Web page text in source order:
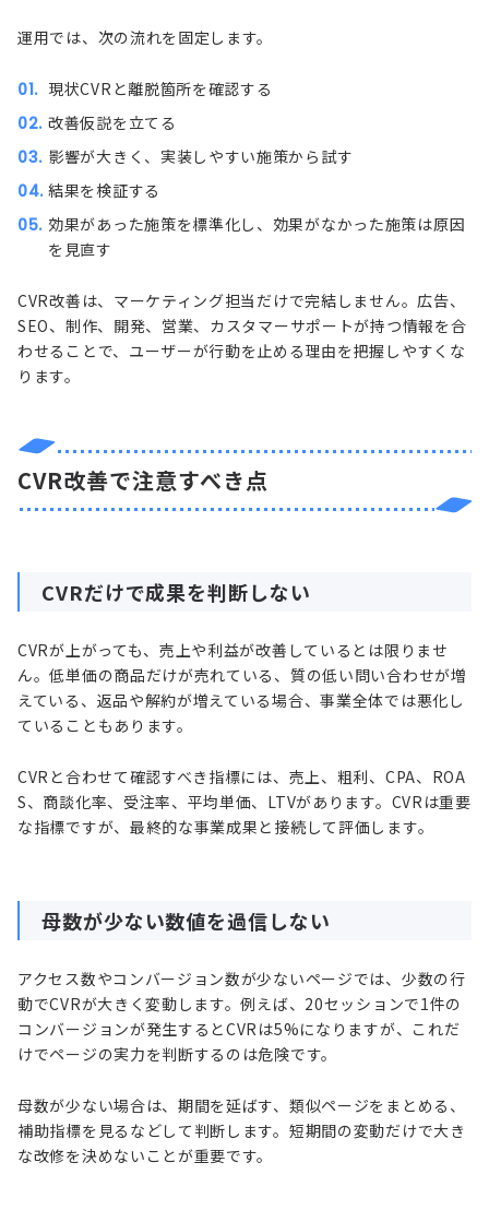
運用では、次の流れを固定します。
現状CVRと離脱箇所を確認する
改善仮説を立てる
影響が大きく、実装しやすい施策から試す
結果を検証する
効果があった施策を標準化し、効果がなかった施策は原因
を見直す
CVR改善は、マーケティング担当だけで完結しません。広告、
SEO、制作、開発、営業、カスタマーサポートが持つ情報を合
わせることで、ユーザーが行動を止める理由を把握しやすくな
ります。
CVR改善で注意すべき点
CVRだけで成果を判断しない
CVRが上がっても、売上や利益が改善しているとは限りませ
ん。低単価の商品だけが売れている、質の低い問い合わせが増
えている、返品や解約が増えている場合、事業全体では悪化し
ていることもあります。
CVRと合わせて確認すべき指標には、売上、粗利、CPA、ROA
S、商談化率、受注率、平均単価、LTVがあります。CVRは重要
な指標ですが、最終的な事業成果と接続して評価します。
母数が少ない数値を過信しない
アクセス数やコンバージョン数が少ないページでは、少数の行
動でCVRが大きく変動します。例えば、20セッションで1件の
コンバージョンが発生するとCVRは5%になりますが、これだ
けでページの実力を判断するのは危険です。
母数が少ない場合は、期間を延ばす、類似ページをまとめる、
補助指標を見るなどして判断します。短期間の変動だけで大き
な改修を決めないことが重要です。